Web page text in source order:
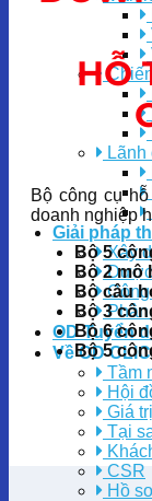
Lãnh
Giải pháp
Xây
Dược
Công
Phân
OD Tuyển
Về OD
Tầm
Hội
Giá
Tại
CSR
Hồ
HỖ
Bộ công cụ
doanh nghiệp
Bộ 5
Bộ 2 mô
Bộ câu
Bộ 3
Bộ 6
Bộ 5